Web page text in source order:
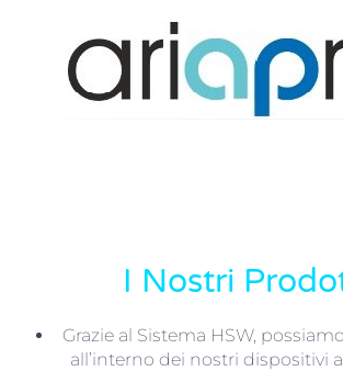
I Nostri
Grazie al Sistema HSW,
all’interno dei nostri dispositivi